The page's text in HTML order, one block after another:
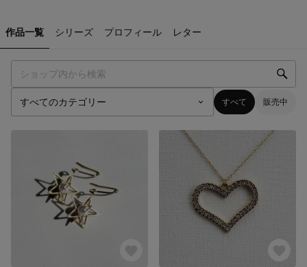
作品一覧 シリーズ プロフィール レター
すべて 販売中